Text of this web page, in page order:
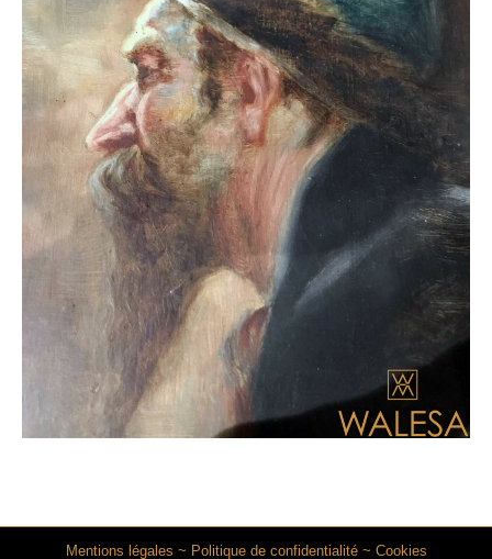
Mentions légales ~ Politique de confidentialité~ Cookies